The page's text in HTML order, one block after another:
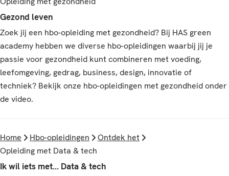
Gezond leven
Zoek jij een hbo-opleiding met gezondheid? Bij HAS green
academy hebben we diverse hbo-opleidingen waarbij jij je
passie voor gezondheid kunt combineren met voeding,
leefomgeving, gedrag, business, design, innovatie of
techniek? Bekijk onze hbo-opleidingen met gezondheid onder
de video.
Home Hbo-opleidingen
Ontdek het
Opleiding met Data & tech
Ik wil iets met... Data & tech